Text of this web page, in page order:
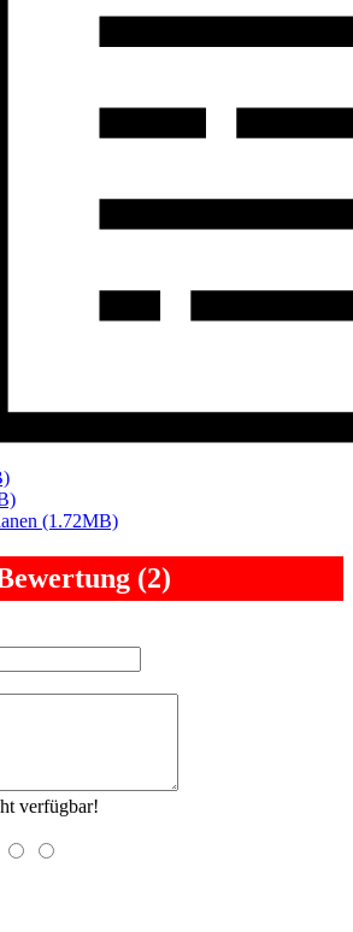
(1.72MB)
(2)
verfügbar!